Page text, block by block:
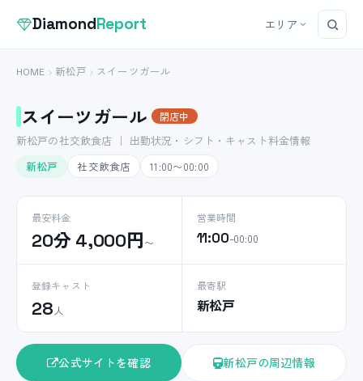
DiamondReport エリア
HOME 新松戸 スイーツガール
スイーツガール 閉店中
新松戸の社交飲食店 ｜ 出勤状況・シフト・キャスト料金情報
新松戸
社交飲食店 11:00〜00:00
最安料金
20分 4,000円〜
営業時間
11:00–00:00
登録キャスト
28 人
最寄駅
新松戸
公式サイトを確認 新松戸の周辺情報